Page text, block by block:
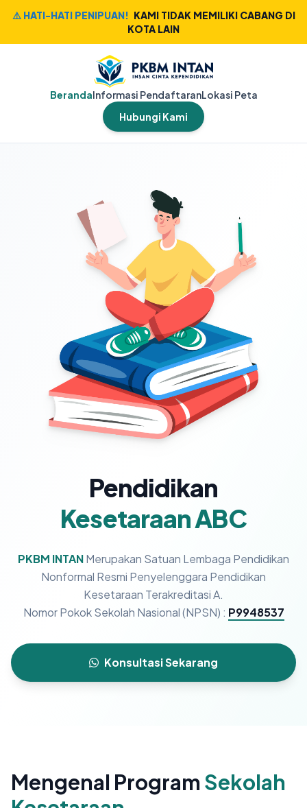
⚠️ HATI-HATI PENIPUAN! KAMI TIDAK MEMILIKI CABANG DI
KOTA LAIN
BerandaInformasi PendaftaranLokasi Peta
Hubungi Kami
Pendidikan
Kesetaraan ABC
PKBM INTANMerupakan Satuan Lembaga Pendidikan
Nonformal Resmi Penyelenggara Pendidikan
Kesetaraan Terakreditasi A.
Nomor Pokok Sekolah Nasional (NPSN) : P9948537
Konsultasi Sekarang
Mengenal Program Sekolah